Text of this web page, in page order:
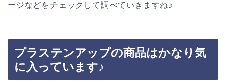
ージなどをチェックして調べていきますね♪
プラステンアップの商品はかなり気
に入っています♪